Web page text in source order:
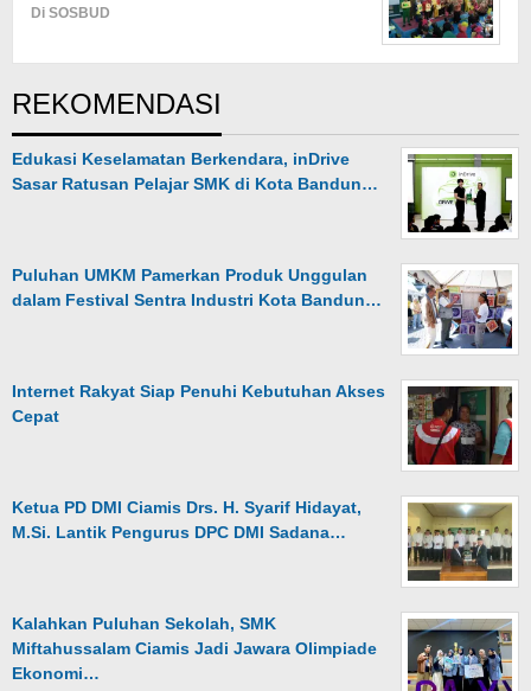
Di SOSBUD
REKOMENDASI
Edukasi Keselamatan Berkendara, inDrive
Sasar Ratusan Pelajar SMK di Kota Bandun…
Puluhan UMKM Pamerkan Produk Unggulan
dalam Festival Sentra Industri Kota Bandun…
Internet Rakyat Siap Penuhi Kebutuhan Akses
Cepat
Ketua PD DMI Ciamis Drs. H. Syarif Hidayat,
M.Si. Lantik Pengurus DPC DMI Sadana…
Kalahkan Puluhan Sekolah, SMK
Miftahussalam Ciamis Jadi Jawara Olimpiade
Ekonomi…